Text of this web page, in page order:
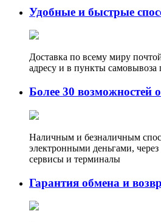
Удобные и быстрые
Доставка по всему миру
адресу и в пункты самовывоза
Более 30 возможностей
Наличным и безналичным
электронными деньгами,
сервисы и терминалы
Гарантия обмена и